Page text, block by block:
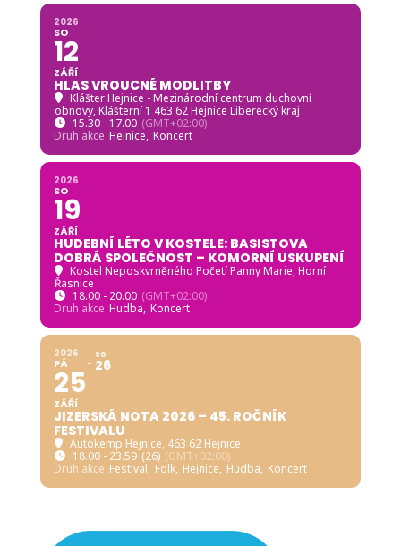
2026
SO
12
ZÁŘÍ
HLAS VROUCNÉ MODLITBY
Klášter Hejnice - Mezinárodní centrum duchovní
obnovy, Klášterní 1 463 62 Hejnice Liberecký kraj
15.30 - 17.00 (GMT+02:00)
Druh akce Hejnice, Koncert
2026
SO
19
ZÁŘÍ
HUDEBNÍ LÉTO V KOSTELE: BASISTOVA
DOBRÁ SPOLEČNOST – KOMORNÍ USKUPENÍ
Kostel Neposkvrněného Početí Panny Marie, Horní
Řasnice
18.00 - 20.00 (GMT+02:00)
Druh akce Hudba, Koncert
2026
PÁ
25
ZÁŘÍ
SO
26
JIZERSKÁ NOTA 2026 – 45. ROČNÍK
FESTIVALU
Autokemp Hejnice, 463 62 Hejnice
18.00 - 23.59 (26) (GMT+02:00)
Druh akce Festival, Folk, Hejnice, Hudba, Koncert